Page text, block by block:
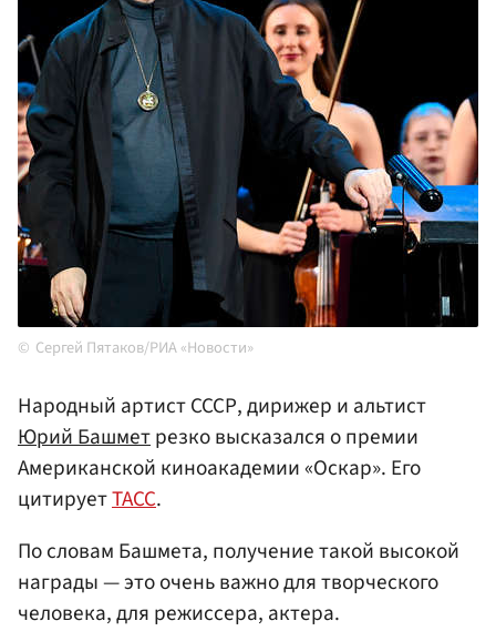
Сергей Пятаков/РИА «Новости»
Народный артист СССР, дирижер и альтист
Юрий Башметрезко высказался о премии
Американской киноакадемии «Оскар». Его
цитируетТАСС.
По словам Башмета, получение такой высокой
награды — это очень важно для творческого
человека, для режиссера, актера.